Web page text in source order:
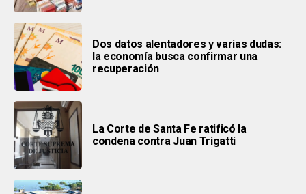
Dos datos alentadores y varias dudas:
la economía busca confirmar una
recuperación
La Corte de Santa Fe ratificó la
condena contra Juan Trigatti